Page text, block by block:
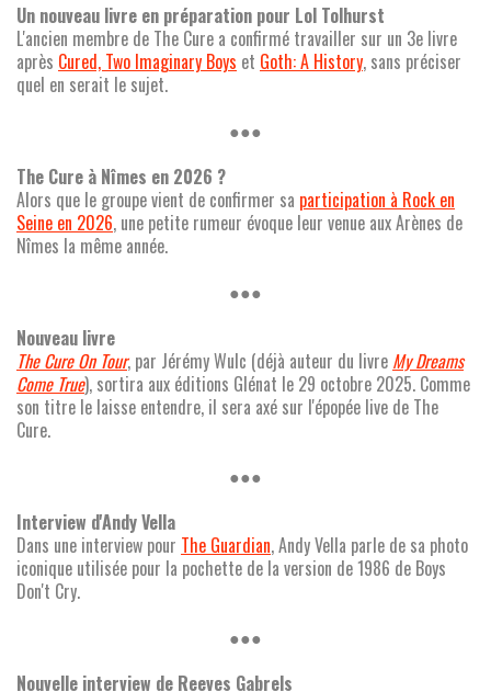
Un nouveau livre en préparation pour Lol Tolhurst
L'ancien membre de The Cure a confirmé travailler sur un 3e livre
après Cured, Two Imaginary Boys et Goth: A History, sans préciser
quel en serait le sujet.
●●●
The Cure à Nîmes en 2026 ?
Alors que le groupe vient de confirmer sa participation à Rock en
Seine en 2026, une petite rumeur évoque leur venue aux Arènes de
Nîmes la même année.
●●●
Nouveau livre
The Cure On Tour, par Jérémy Wulc (déjà auteur du livre My Dreams
Come True), sortira aux éditions Glénat le 29 octobre 2025. Comme
son titre le laisse entendre, il sera axé sur l'épopée live de The
Cure.
●●●
Interview d'Andy Vella
Dans une interview pour The Guardian, Andy Vella parle de sa photo
iconique utilisée pour la pochette de la version de 1986 de Boys
Don't Cry.
●●●
Nouvelle interview de Reeves Gabrels